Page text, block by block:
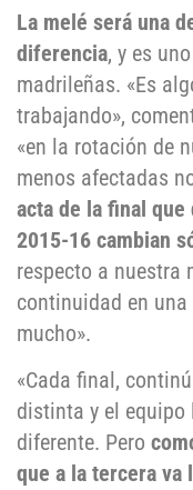
La melé será una
diferencia, y es
madrileñas. «Es
trabajando»,
«en la rotación de
menos afectadas
acta de la final
2015-16 cambian
respecto a nuestra
continuidad en
mucho».
«Cada final,
distinta y el equipo
diferente. Pero
que a la tercera va